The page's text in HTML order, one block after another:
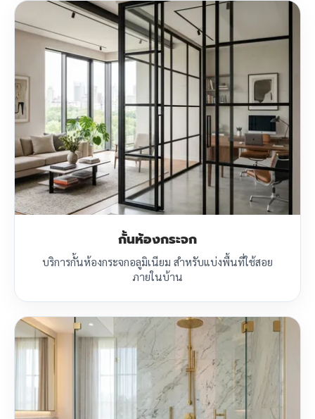
กั้นห้องกระจก
บริการกั้นห้องกระจกอลูมิเนียม สำหรับแบ่งพื้นที่ใช้สอย
ภายในบ้าน